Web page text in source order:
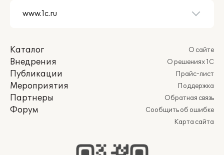
Каталог
Внедрения
Публикации
Мероприятия
Партнеры
Форум
О сайте
О решениях 1С
Прайс-лист
Поддержка
Обратная связь
Сообщить об ошибке
Карта сайта